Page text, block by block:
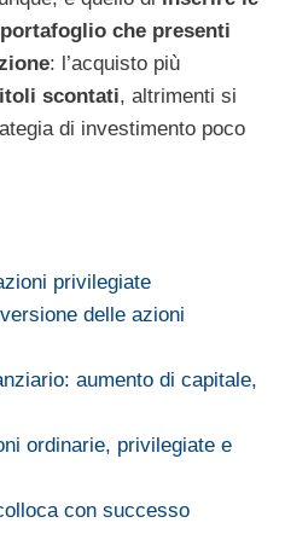
che presenti
: l’acquisto più
scontati, altrimenti si
di investimento poco
privilegiate
delle azioni
aumento di capitale,
ordinarie, privilegiate e
con successo